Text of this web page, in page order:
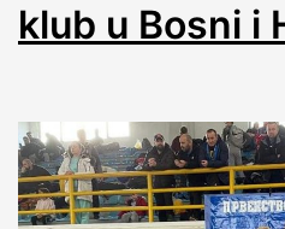
klub u Bosni i